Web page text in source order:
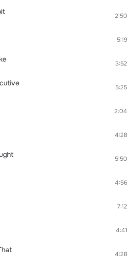
2:50
5:19
3:52
5:25
2:04
4:28
5:50
4:56
7:12
4:41
4:28